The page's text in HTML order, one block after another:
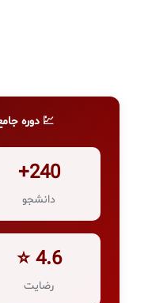
💹 دوره
240+
دانشجو
4.6 ⭐
رضایت